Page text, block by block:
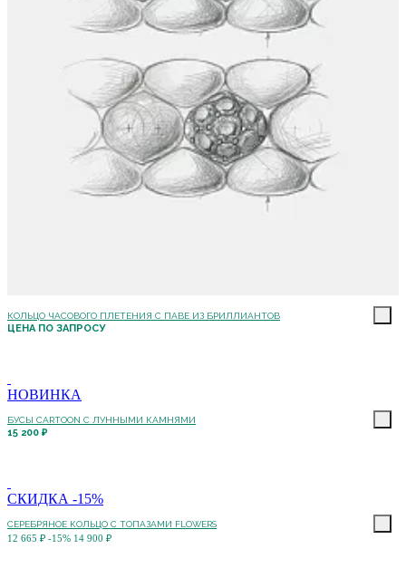
КОЛЬЦО ЧАСОВОГО ПЛЕТЕНИЯ С ПАВЕ ИЗ БРИЛЛИАНТОВ
ЦЕНА ПО ЗАПРОСУ
НОВИНКА
БУСЫ CARTOON С ЛУННЫМИ КАМНЯМИ
15 200 ₽
СКИДКА -15%
СЕРЕБРЯНОЕ КОЛЬЦО С ТОПАЗАМИ FLOWERS
12 665 ₽ -15% 14 900 ₽